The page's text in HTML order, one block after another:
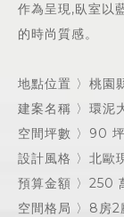
作為呈現,臥室以
的時尚質感。
地點位置 〉桃園
建案名稱 〉環泥
空間坪數 〉90 坪
設計風格 〉北歐
預算金額 〉250
空間格局 〉8房2